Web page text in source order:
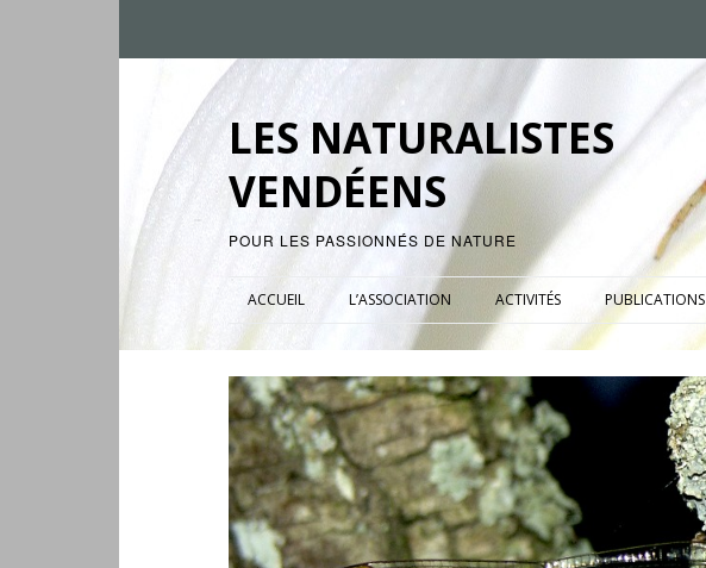
LES NATURALISTES
VENDÉENS
POUR LES PASSIONNÉS DE NATURE
ACCUEIL L’ASSOCIATION ACTIVITÉS PUBLICATIONS